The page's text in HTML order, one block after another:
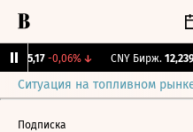
115,17 -0,06%↓ CNY Бирж. 12,239
Ситуация на топливном
Подписка